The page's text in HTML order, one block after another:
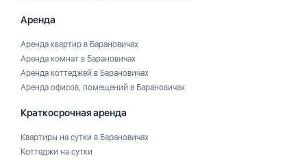
Аренда
Аренда квартир в Барановичах
Аренда комнат в Барановичах
Аренда коттеджей в Барановичах
Аренда офисов, помещений в Барановичах
Краткосрочная аренда
Квартиры на сутки в Барановичах
Коттеджи на сутки